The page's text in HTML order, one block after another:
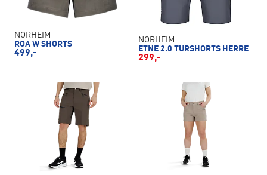
NORHEIM
ROA W SHORTS
499,-
NORHEIM
ETNE 2.0 TURSHORTS HERRE
299,-